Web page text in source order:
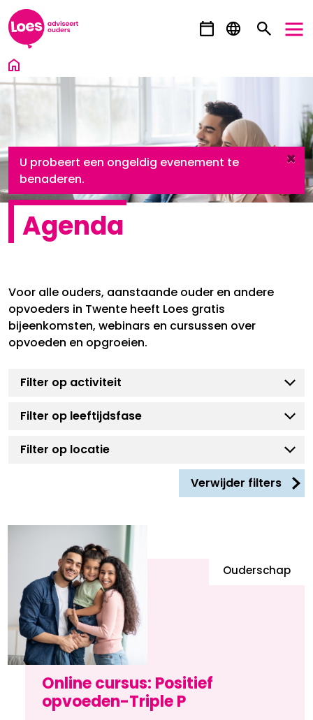
Ga direct naar inhoud
×
danger
U probeert een ongeldig evenement te
benaderen.
Agenda
Voor alle ouders, aanstaande ouder en andere
opvoeders in Twente heeft Loes gratis
bijeenkomsten, webinars en cursussen over
opvoeden en opgroeien.
Verwijder filters
Online cursus: Positief
opvoeden-Triple P
Ouderschap